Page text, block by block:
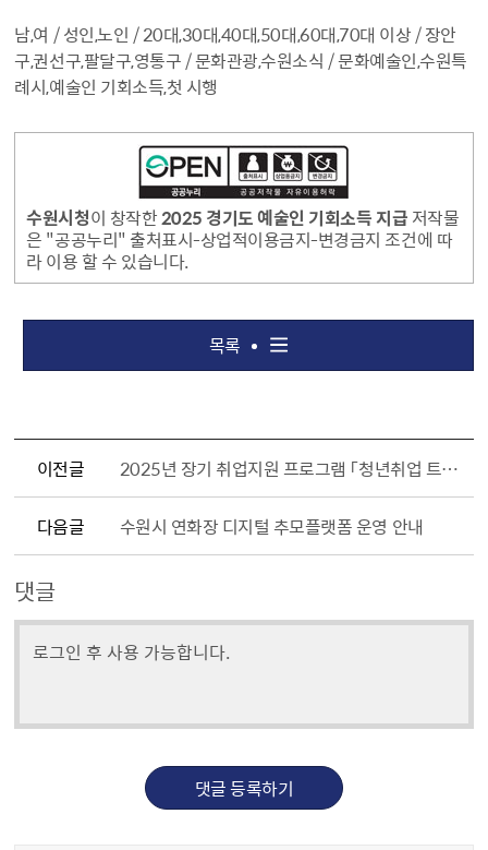
남,여 / 성인,노인 / 20대,30대,40대,50대,60대,70대 이상 / 장안
구,권선구,팔달구,영통구 / 문화관광,수원소식 / 문화예술인,수원특
례시,예술인 기회소득,첫 시행
수원시청이 창작한2025 경기도 예술인 기회소득 지급 저작물
은 "공공누리" 출처표시-상업적이용금지-변경금지 조건에 따
라 이용 할 수 있습니다.
목록
이전글 2025년 장기 취업지원 프로그램 「청년취업 트레이닝 JPT 1기」 참여자 모집
다음글 수원시 연화장 디지털 추모플랫폼 운영 안내
댓글
댓글 등록하기